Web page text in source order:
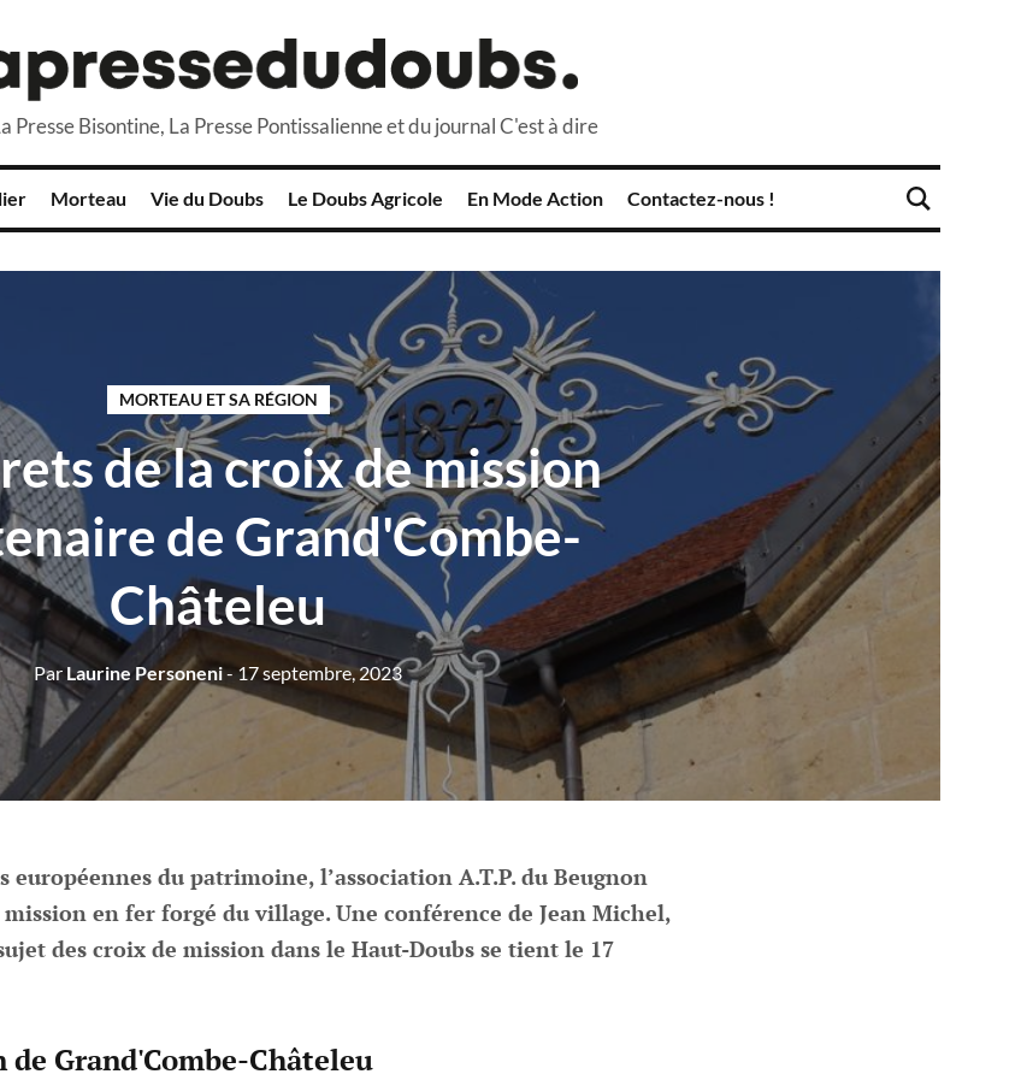
Presse Bisontine, La Presse Pontissalienne et du journal C'est à dire
Morteau Vie du Doubs Le Doubs Agricole En Mode Action Contactez-nous !
MORTEAU ET SA RÉGION
de la croix de mission
de Grand'Combe-
Châteleu
ParLaurine Personeni- 17 septembre, 2023
européennes du patrimoine, l’association A.T.P. du Beugnon
en fer forgé du village. Une conférence de Jean Michel,
des croix de mission dans le Haut-Doubs se tient le 17
Grand'Combe-Châteleu